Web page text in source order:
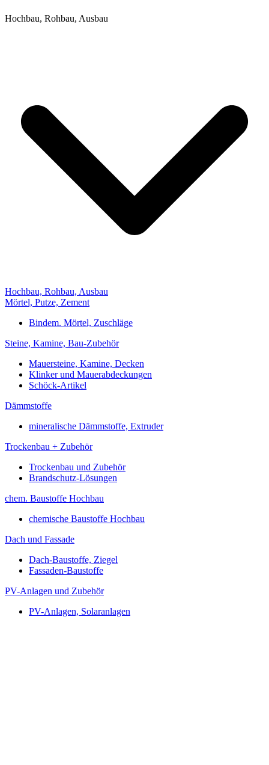
Hochbau, Rohbau, Ausbau
Hochbau, Rohbau, Ausbau
Mörtel, Putze, Zement
Bindem. Mörtel, Zuschläge
Steine, Kamine, Bau-Zubehör
Mauersteine, Kamine, Decken
Klinker und Mauerabdeckungen
Schöck-Artikel
Dämmstoffe
mineralische Dämmstoffe, Extruder
Trockenbau + Zubehör
Trockenbau und Zubehör
Brandschutz-Lösungen
chem. Baustoffe Hochbau
chemische Baustoffe Hochbau
Dach und Fassade
Dach-Baustoffe, Ziegel
Fassaden-Baustoffe
PV-Anlagen und Zubehör
PV-Anlagen, Solaranlagen